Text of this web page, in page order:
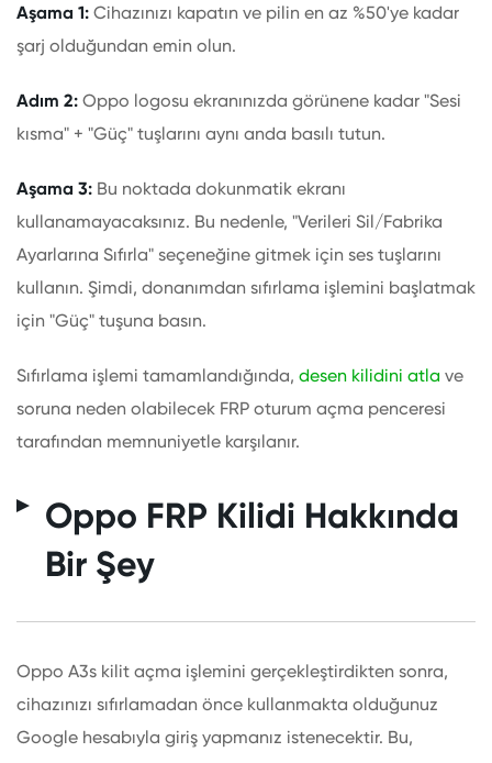
Aşama 1: Cihazınızı kapatın ve pilin en az %50'ye kadar
şarj olduğundan emin olun.
Adım 2: Oppo logosu ekranınızda görünene kadar "Sesi
kısma" + "Güç" tuşlarını aynı anda basılı tutun.
Aşama 3: Bu noktada dokunmatik ekranı
kullanamayacaksınız. Bu nedenle, "Verileri Sil/Fabrika
Ayarlarına Sıfırla" seçeneğine gitmek için ses tuşlarını
kullanın. Şimdi, donanımdan sıfırlama işlemini başlatmak
için "Güç" tuşuna basın.
Sıfırlama işlemi tamamlandığında, desen kilidini atla ve
soruna neden olabilecek FRP oturum açma penceresi
tarafından memnuniyetle karşılanır.
Oppo FRP Kilidi Hakkında
Bir Şey
Oppo A3s kilit açma işlemini gerçekleştirdikten sonra,
cihazınızı sıfırlamadan önce kullanmakta olduğunuz
Google hesabıyla giriş yapmanız istenecektir. Bu,